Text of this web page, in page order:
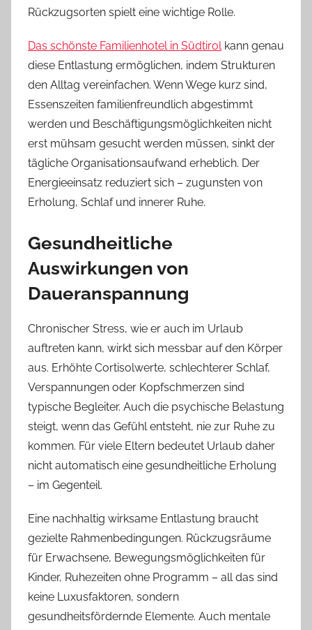
Rückzugsorten spielt eine wichtige Rolle.
Das schönste Familienhotel in Südtirol kann genau
diese Entlastung ermöglichen, indem Strukturen
den Alltag vereinfachen. Wenn Wege kurz sind,
Essenszeiten familienfreundlich abgestimmt
werden und Beschäftigungsmöglichkeiten nicht
erst mühsam gesucht werden müssen, sinkt der
tägliche Organisationsaufwand erheblich. Der
Energieeinsatz reduziert sich – zugunsten von
Erholung, Schlaf und innerer Ruhe.
Gesundheitliche
Auswirkungen von
Daueranspannung
Chronischer Stress, wie er auch im Urlaub
auftreten kann, wirkt sich messbar auf den Körper
aus. Erhöhte Cortisolwerte, schlechterer Schlaf,
Verspannungen oder Kopfschmerzen sind
typische Begleiter. Auch die psychische Belastung
steigt, wenn das Gefühl entsteht, nie zur Ruhe zu
kommen. Für viele Eltern bedeutet Urlaub daher
nicht automatisch eine gesundheitliche Erholung
– im Gegenteil.
Eine nachhaltig wirksame Entlastung braucht
gezielte Rahmenbedingungen. Rückzugsräume
für Erwachsene, Bewegungsmöglichkeiten für
Kinder, Ruhezeiten ohne Programm – all das sind
keine Luxusfaktoren, sondern
gesundheitsfördernde Elemente. Auch mentale